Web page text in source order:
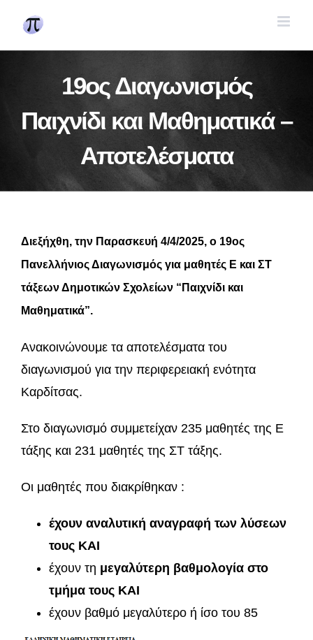
content
19ος Διαγωνισμός
Παιχνίδι και Μαθηματικά –
Αποτελέσματα
Διεξήχθη, την Παρασκευή 4/4/2025, ο 19ος
Πανελλήνιος Διαγωνισμός για μαθητές Ε και ΣΤ
τάξεων Δημοτικών Σχολείων “Παιχνίδι και
Μαθηματικά”.
Aνακοινώνουμε τα αποτελέσματα του
διαγωνισμού για την περιφερειακή ενότητα
Καρδίτσας.
Στο διαγωνισμό συμμετείχαν 235 μαθητές της Ε
τάξης και 231 μαθητές της ΣΤ τάξης.
Οι μαθητές που διακρίθηκαν :
έχουν αναλυτική αναγραφή των λύσεων
τους KAI
έχουν τη μεγαλύτερη βαθμολογία στο
τμήμα τους ΚΑΙ
έχουν βαθμό μεγαλύτερο ή ίσο του 85